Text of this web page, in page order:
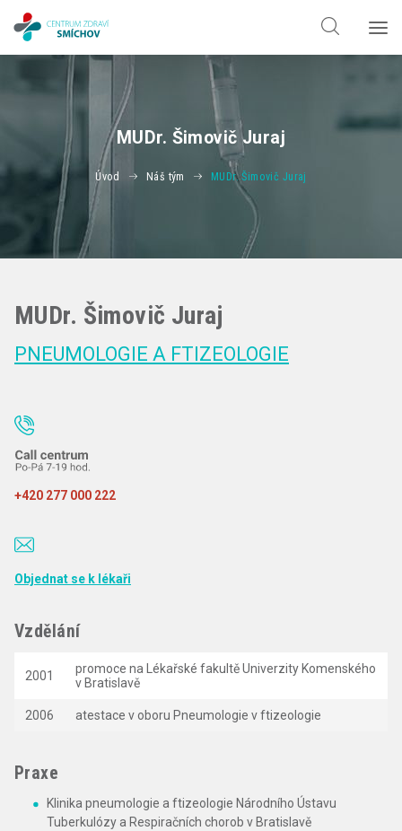
MUDr. Šimovič Juraj
Úvod Náš tým MUDr. Šimovič Juraj
MUDr. Šimovič Juraj
PNEUMOLOGIE A FTIZEOLOGIE
+420 277 000 222
Objednat se k lékaři
Vzdělání
2001
promoce na Lékařské fakultě Univerzity Komenského
v Bratislavě
2006 atestace v oboru Pneumologie v ftizeologie
Praxe
Klinika pneumologie a ftizeologie Národního Ústavu
Tuberkulózy a Respiračních chorob v Bratislavě